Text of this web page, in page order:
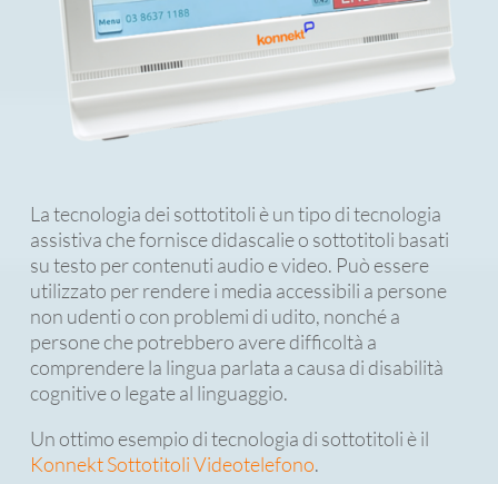
La tecnologia dei sottotitoli è un tipo di tecnologia
assistiva che fornisce didascalie o sottotitoli basati
su testo per contenuti audio e video. Può essere
utilizzato per rendere i media accessibili a persone
non udenti o con problemi di udito, nonché a
persone che potrebbero avere difficoltà a
comprendere la lingua parlata a causa di disabilità
cognitive o legate al linguaggio.
Un ottimo esempio di tecnologia di sottotitoli è il
Konnekt Sottotitoli Videotelefono.